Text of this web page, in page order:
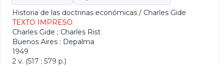
Historia de las doctrinas económicas / Charles Gide
TEXTO IMPRESO
Charles Gide ; Charles Rist
Buenos Aires : Depalma
1949
2 v. (517 ; 579 p.)